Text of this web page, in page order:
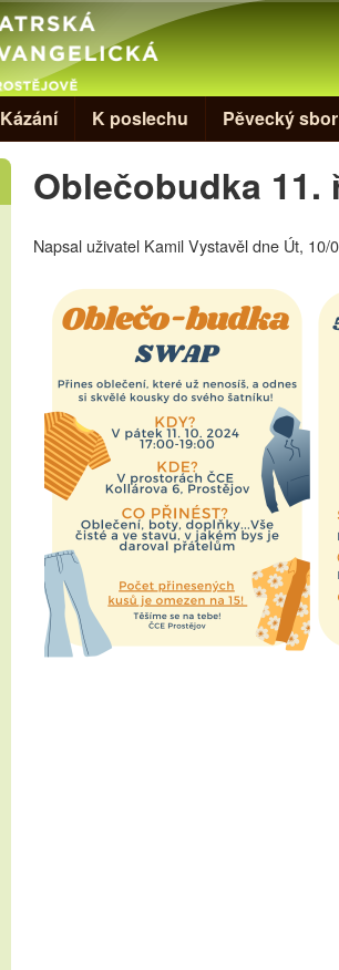
Skip to main content
Kázání K poslechu Pěvecký sbor
Oblečobudka 11.
Napsal uživatel Kamil Vystavěldne Út, 10/